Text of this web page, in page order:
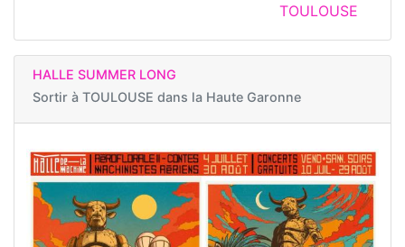
TOULOUSE
HALLE SUMMER LONG
Sortir à TOULOUSE dans la Haute Garonne